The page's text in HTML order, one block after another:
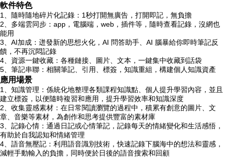
軟件特色
1、隨時隨地碎片化記錄：1秒打開無廣告，打開即記，無負擔
2、多端雲同步：app，電腦端，web，插件等，隨時查看記錄，沒網也
能用
3、AI加成：迸發新的思想火化，AI 問答助手、AI 腦暴給你即時筆記反
饋，不再沉悶記錄
4、資源一鍵收藏：各種鏈接、圖片、文本，一鍵集中收藏到話袋
5、筆記串聯：相關筆記、引用、標簽，知識重組，構建個人知識資產
應用場景
1、知識管理：係統化地整理各類課程知識點、個人提升學習內容，並且
建立標簽，以便隨時複習和應用，提升學習效率和知識深度
2、收集靈感素材：在日常閱讀瀏覽的過程中，積累有創意的圖片、文
章、音樂等素材，為創作和思考提供豐富的素材庫
3、記錄心情：通過日記或心情筆記，記錄每天的情緒變化和生活感悟，
有助於自我認知和情緒管理
4、語音無壓記：利用語音識別技術，快速記錄下腦海中的想法和靈感，
減輕手動輸入的負擔，同時便於日後的語音搜索和回顧